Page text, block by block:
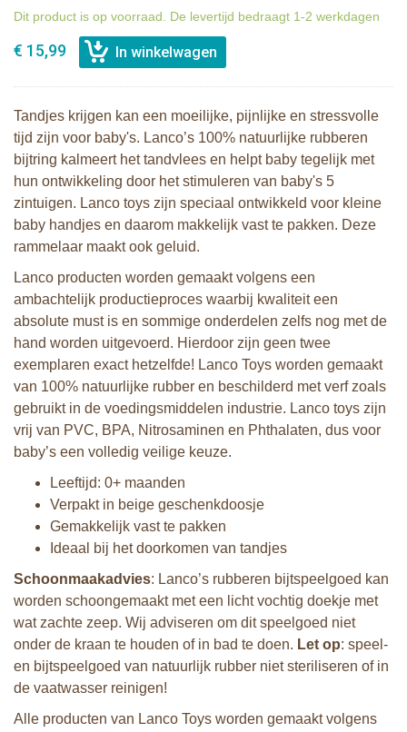
Dit product is op voorraad. De levertijd bedraagt 1-2 werkdagen
€ 15,99
Tandjes krijgen kan een moeilijke, pijnlijke en stressvolle
tijd zijn voor baby's. Lanco’s 100% natuurlijke rubberen
bijtring kalmeert het tandvlees en helpt baby tegelijk met
hun ontwikkeling door het stimuleren van baby's 5
zintuigen. Lanco toys zijn speciaal ontwikkeld voor kleine
baby handjes en daarom makkelijk vast te pakken. Deze
rammelaar maakt ook geluid.
Lanco producten worden gemaakt volgens een
ambachtelijk productieproces waarbij kwaliteit een
absolute must is en sommige onderdelen zelfs nog met de
hand worden uitgevoerd. Hierdoor zijn geen twee
exemplaren exact hetzelfde! Lanco Toys worden gemaakt
van 100% natuurlijke rubber en beschilderd met verf zoals
gebruikt in de voedingsmiddelen industrie. Lanco toys zijn
vrij van PVC, BPA, Nitrosaminen en Phthalaten, dus voor
baby’s een volledig veilige keuze.
Leeftijd: 0+ maanden
Verpakt in beige geschenkdoosje
Gemakkelijk vast te pakken
Ideaal bij het doorkomen van tandjes
Schoonmaakadvies: Lanco’s rubberen bijtspeelgoed kan
worden schoongemaakt met een licht vochtig doekje met
wat zachte zeep. Wij adviseren om dit speelgoed niet
onder de kraan te houden of in bad te doen. Let op: speel-
en bijtspeelgoed van natuurlijk rubber niet steriliseren of in
de vaatwasser reinigen!
Alle producten van Lanco Toys worden gemaakt volgens